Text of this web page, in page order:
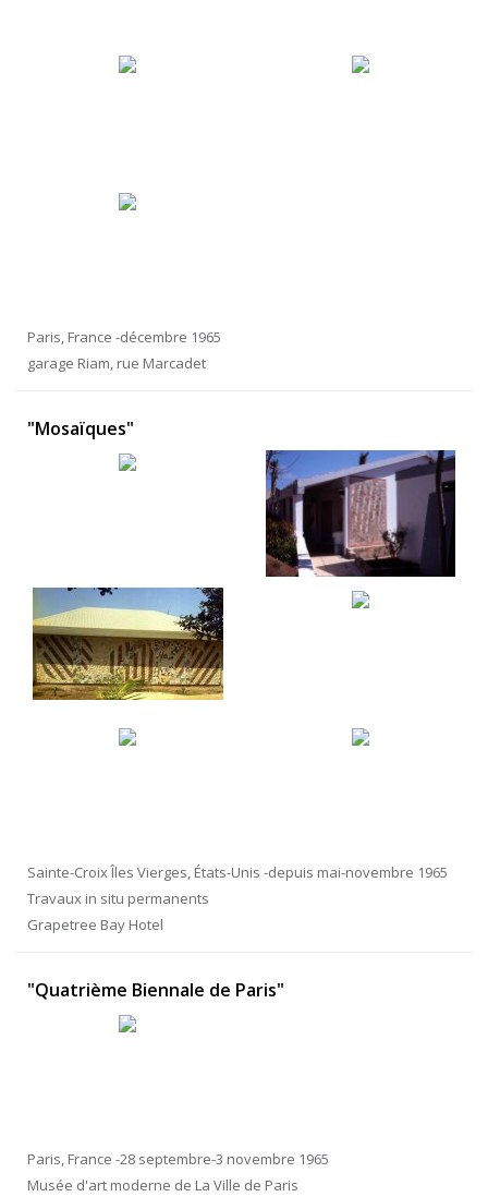
Paris, France -décembre 1965
garage Riam, rue Marcadet
"Mosaïques"
Sainte-Croix Îles Vierges, États-Unis -depuis mai-novembre 1965
Travaux in situ permanents
Grapetree Bay Hotel
"Quatrième Biennale de Paris"
Paris, France -28 septembre-3 novembre 1965
Musée d'art moderne de La Ville de Paris